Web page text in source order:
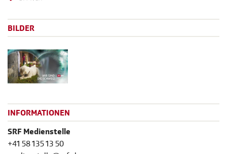
BILDER
INFORMATIONEN
SRF Medienstelle
+41 58 135 13 50